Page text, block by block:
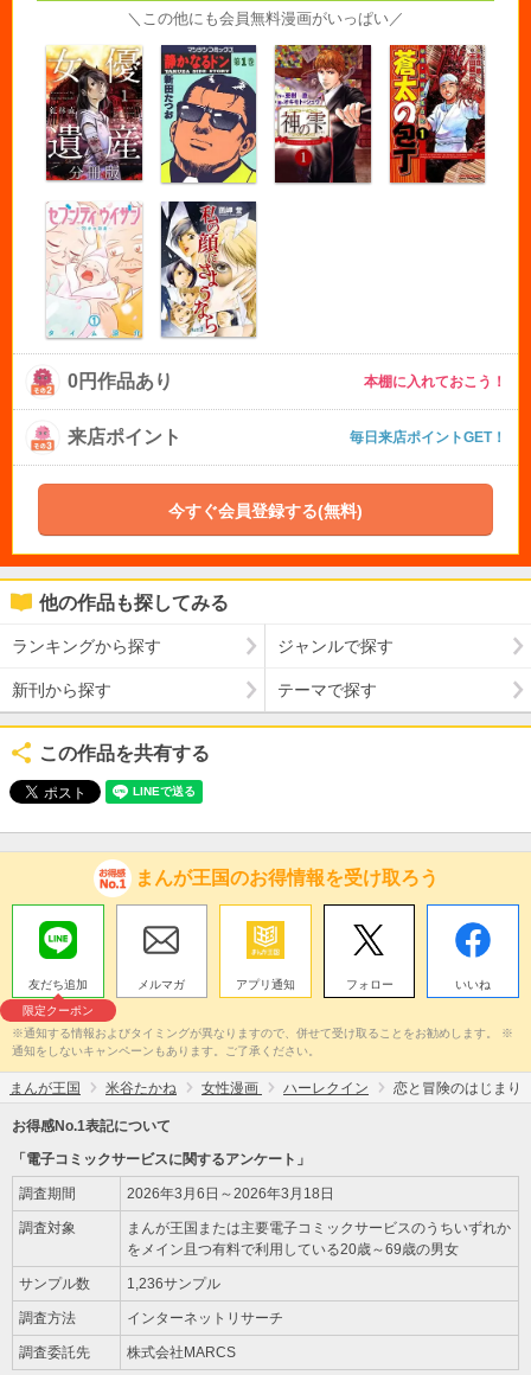
＼この他にも会員無料漫画がいっぱい／
0円作品あり 本棚に入れておこう！
来店ポイント 毎日来店ポイントGET！
今すぐ会員登録する(無料)
他の作品も探してみる
ランキングから探す ジャンルで探す
新刊から探す テーマで探す
この作品を共有する
まんが王国のお得情報を受け取ろう
友だち追加
限定クーポン
メルマガ アプリ通知 フォロー いいね
※通知する情報およびタイミングが異なりますので、併せて受け取ることをお勧めします。 ※
通知をしないキャンペーンもあります。ご了承ください。
まんが王国 米谷たかね 女性漫画 ハーレクイン 恋と冒険のはじまり
お得感No.1表記について
「電子コミックサービスに関するアンケート」
調査期間 2026年3月6日～2026年3月18日
調査対象
まんが王国または主要電子コミックサービスのうちいずれか
をメイン且つ有料で利用している20歳～69歳の男女
サンプル数 1,236サンプル
調査方法 インターネットリサーチ
調査委託先 株式会社MARCS